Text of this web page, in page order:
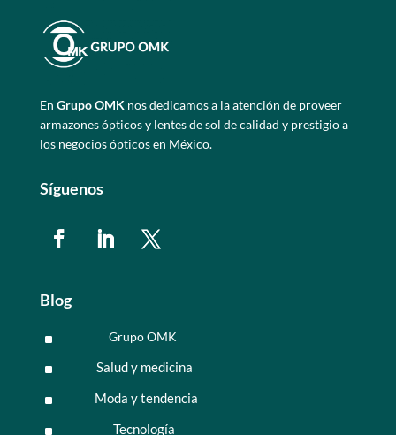
En Grupo OMKnos dedicamos a la atención de proveer
armazones ópticos y lentes de sol de calidad y prestigio a
los negocios ópticos en México.
Síguenos
Blog
^ Grupo OMK
^ Salud y medicina
^ Moda y tendencia
Tecnología